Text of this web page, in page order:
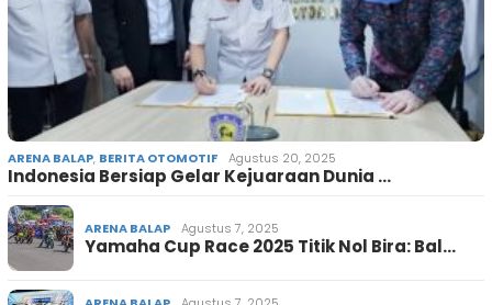
ARENA BALAP, BERITA OTOMOTIF Agustus 20, 2025
Indonesia Bersiap Gelar Kejuaraan Dunia …
ARENA BALAP Agustus 7, 2025
Yamaha Cup Race 2025 Titik Nol Bira: Bal…